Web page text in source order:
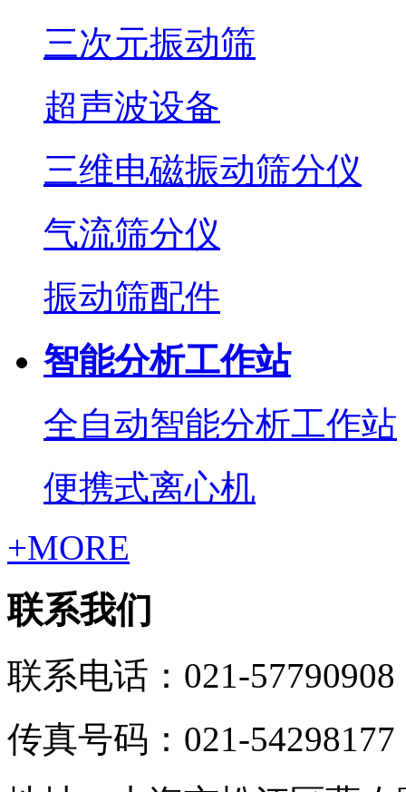
三次元振动筛
超声波设备
三维电磁振动筛分仪
气流筛分仪
振动筛配件
智能分析工作站
全自动智能分析工作站
便携式离心机
+MORE
联系我们
联系电话：021-57790908
传真号码：021-54298177